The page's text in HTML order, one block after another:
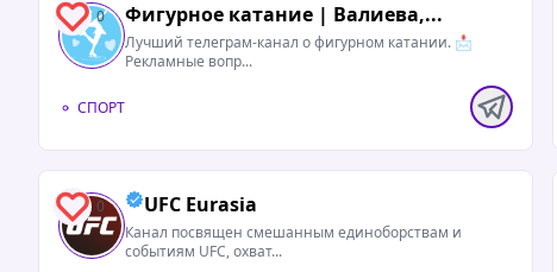
0 Фигурное катание | Валиева,...
Лучший телеграм-канал о фигурном катании. 📩
Рекламные вопр...
СПОРТ
0 UFC Eurasia
Канал посвящен смешанным единоборствам и
событиям UFC, охват...